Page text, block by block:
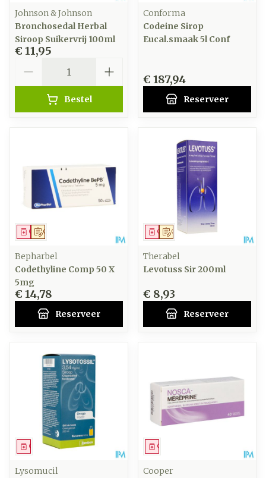
Johnson & Johnson
Bronchosedal Herbal
Siroop Suikervrij 100ml
€ 11,95
Bestel
Conforma
Codeine Sirop
Eucal.smaak 5l Conf
€ 187,94
Reserveer
Op voorschrift
Geneesmiddel
Bepharbel
Codethyline Comp 50 X
5mg
€ 14,78
Reserveer
Op voorschrift
Geneesmiddel
Therabel
Levotuss Sir 200ml
€ 8,93
Reserveer
Geneesmiddel
Lysomucil
Geneesmiddel
Cooper